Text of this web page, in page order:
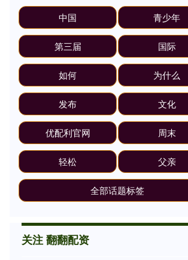
中国 青少年
第三届 国际
如何 为什么
发布 文化
优配利官网 周末
轻松 父亲
全部话题标签
关注 翻翻配资